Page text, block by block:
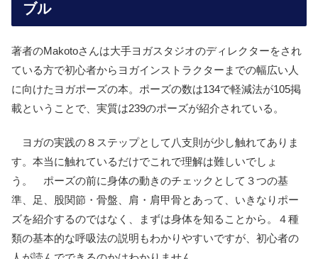
ブル
著者のMakotoさんは大手ヨガスタジオのディレクターをされ
ている方で初心者からヨガインストラクターまでの幅広い人
に向けたヨガポーズの本。ポーズの数は134で軽減法が105掲
載ということで、実質は239のポーズが紹介されている。
ヨガの実践の８ステップとして八支則が少し触れてありま
す。本当に触れているだけでこれで理解は難しいでしょ
う。 ポーズの前に身体の動きのチェックとして３つの基
準、足、股関節・骨盤、肩・肩甲骨とあって、いきなりポー
ズを紹介するのではなく、まずは身体を知ることから。４種
類の基本的な呼吸法の説明もわかりやすいですが、初心者の